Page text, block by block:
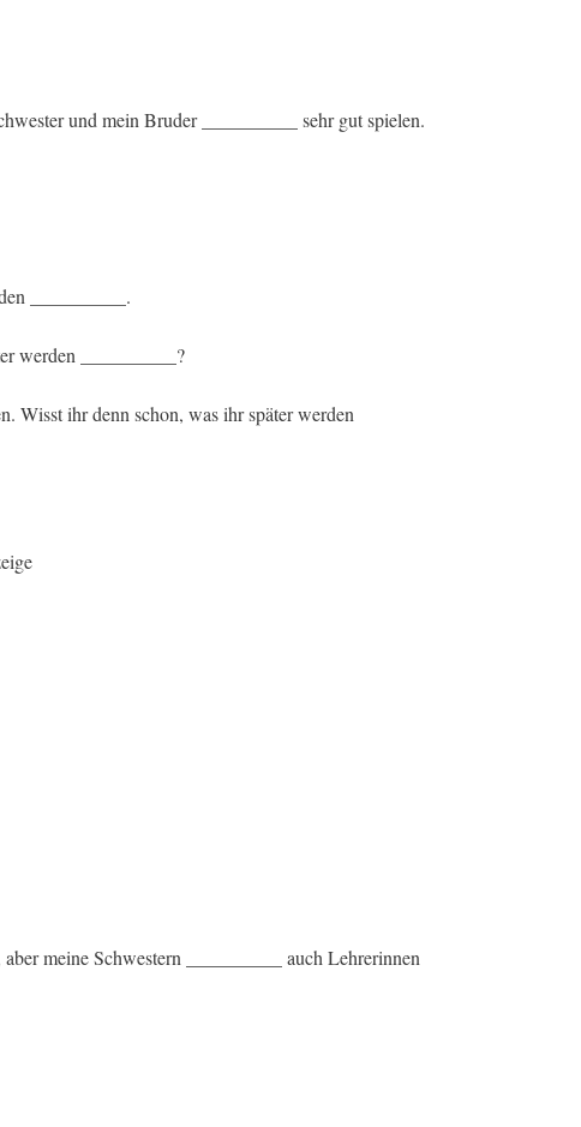
und mein Bruder __________ sehr gut spielen.
__________.
werden __________?
Wisst ihr denn schon, was ihr später werden
meine Schwestern __________ auch Lehrerinnen